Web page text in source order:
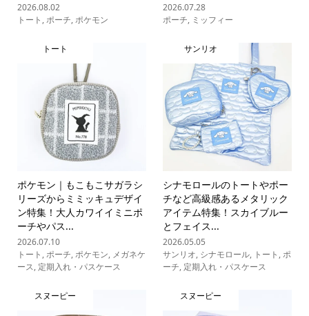
2026.08.02
トート ,ポーチ,ポケモン
2026.07.28
ポーチ, ミッフィー
トート
ポケモン｜もこもこサガラシ
リーズからミミッキュデザイ
ン特集！大人カワイイミニポ
ーチやパス...
2026.07.10
トート ,ポーチ,ポケモン, メガネケ
ース, 定期入れ・パスケース
サンリオ
シナモロールのトートやポー
チなど高級感あるメタリック
アイテム特集！スカイブルー
とフェイス...
2026.05.05
サンリオ, シナモロール, トート ,ポ
ーチ, 定期入れ・パスケース
スヌーピー スヌーピー